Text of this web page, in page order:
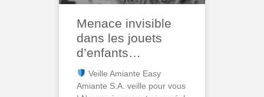
Menace invisible
dans les jouets
d’enfants…
Veille Amiante Easy
Amiante S.A. veille pour vous